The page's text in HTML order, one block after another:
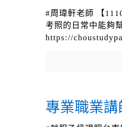
#周瑋軒老師 【
考照的日常中能夠
https://
專業職業